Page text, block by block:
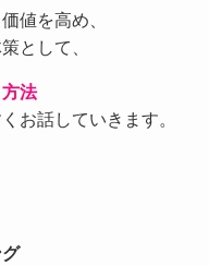
値を高め、
として、
法
お話していきます。